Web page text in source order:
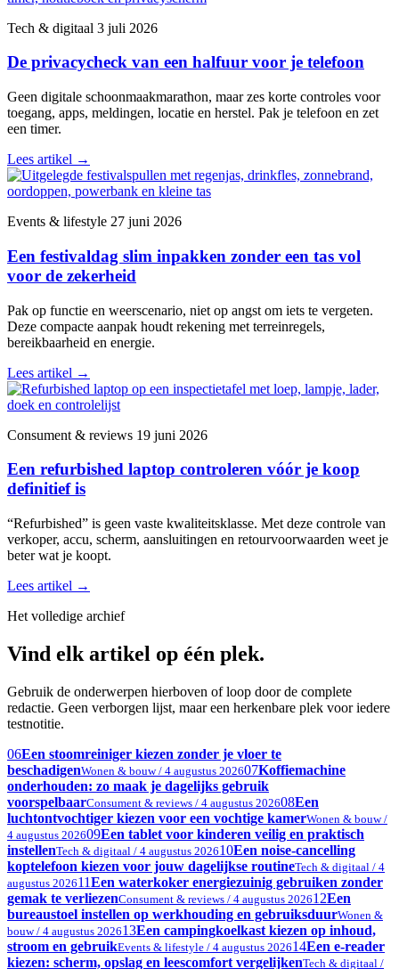
Tech & digitaal 3 juli 2026
De privacycheck van een halfuur voor je telefoon
Geen digitale schoonmaakmarathon, maar zes korte controles voor
toegang, apps, meldingen, locatie en herstel. Pak je telefoon en zet
een timer.
Lees artikel →
Events & lifestyle 27 juni 2026
Een festivaldag slim inpakken zonder een tas vol
voor de zekerheid
Pak op functie en weerscenario, niet op angst om iets te vergeten.
Deze compacte aanpak houdt rekening met terreinregels,
bereikbaarheid en energie.
Lees artikel →
Consument & reviews 19 juni 2026
Een refurbished laptop controleren vóór je koop
definitief is
“Refurbished” is geen vaste kwaliteitsklasse. Met deze controle van
verkoper, accu, scherm, aansluitingen en retourvoorwaarden weet je
beter wat je koopt.
Lees artikel →
Het volledige archief
Vind elk artikel op één plek.
Gebruik de onderwerpen hierboven of loop door de complete
redactie. Geen verborgen lijst, maar een herkenbare plek voor iedere
testnotitie.
06Een stoomreiniger kiezen zonder je vloer te
beschadigenWonen & bouw / 4 augustus 202607Koffiemachine
onderhouden: zo maak je dagelijks gebruik
voorspelbaarConsument & reviews / 4 augustus 202608Een
luchtontvochtiger kiezen voor een vochtige kamerWonen & bouw /
4 augustus 202609Een tablet voor kinderen veilig en praktisch
instellenTech & digitaal / 4 augustus 202610Een noise-cancelling
koptelefoon kiezen voor jouw dagelijkse routineTech & digitaal / 4
augustus 202611Een waterkoker energiezuinig gebruiken zonder
gemak te verliezenConsument & reviews / 4 augustus 202612Een
bureaustoel instellen op werkhouding en gebruiksduurWonen &
bouw / 4 augustus 202613Een campingkoelkast kiezen op inhoud,
stroom en gebruikEvents & lifestyle / 4 augustus 202614Een e-reader
kiezen: scherm, opslag en leescomfort vergelijkenTech & digitaal /